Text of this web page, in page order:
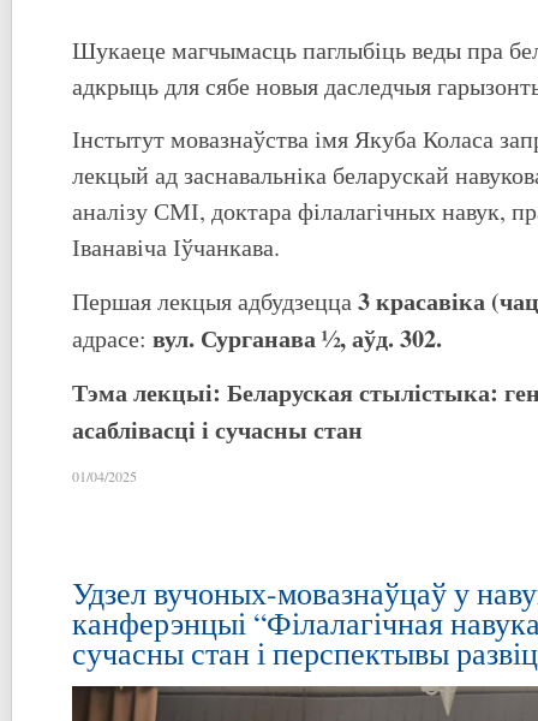
Шукаеце магчымасць паглыбіць веды пра
адкрыць для сябе новыя даследчыя
Інстытут мовазнаўства імя Якуба Коласа
лекцый ад заснавальніка беларускай
аналізу СМІ, доктара філалагічных навук,
Іванавіча Іўчанкава.
Першая лекцыя адбудзецца3 красавіка
адрасе: вул. Сурганава ½, аўд. 302.
Тэма лекцыі: Беларуская стылістыка:
асаблівасці і сучасны стан
01/04/2025
Удзел вучоных-мовазнаўцаў у
канферэнцыі “Філалагічная
сучасны стан і перспектывы